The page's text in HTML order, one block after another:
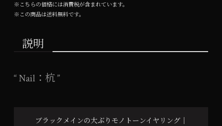
※こちらの価格には消費税が含まれています。
※この商品は送料無料です。
説明
“ Nail：杭 ”
ブラックメインの大ぶりモノトーンイヤリング｜